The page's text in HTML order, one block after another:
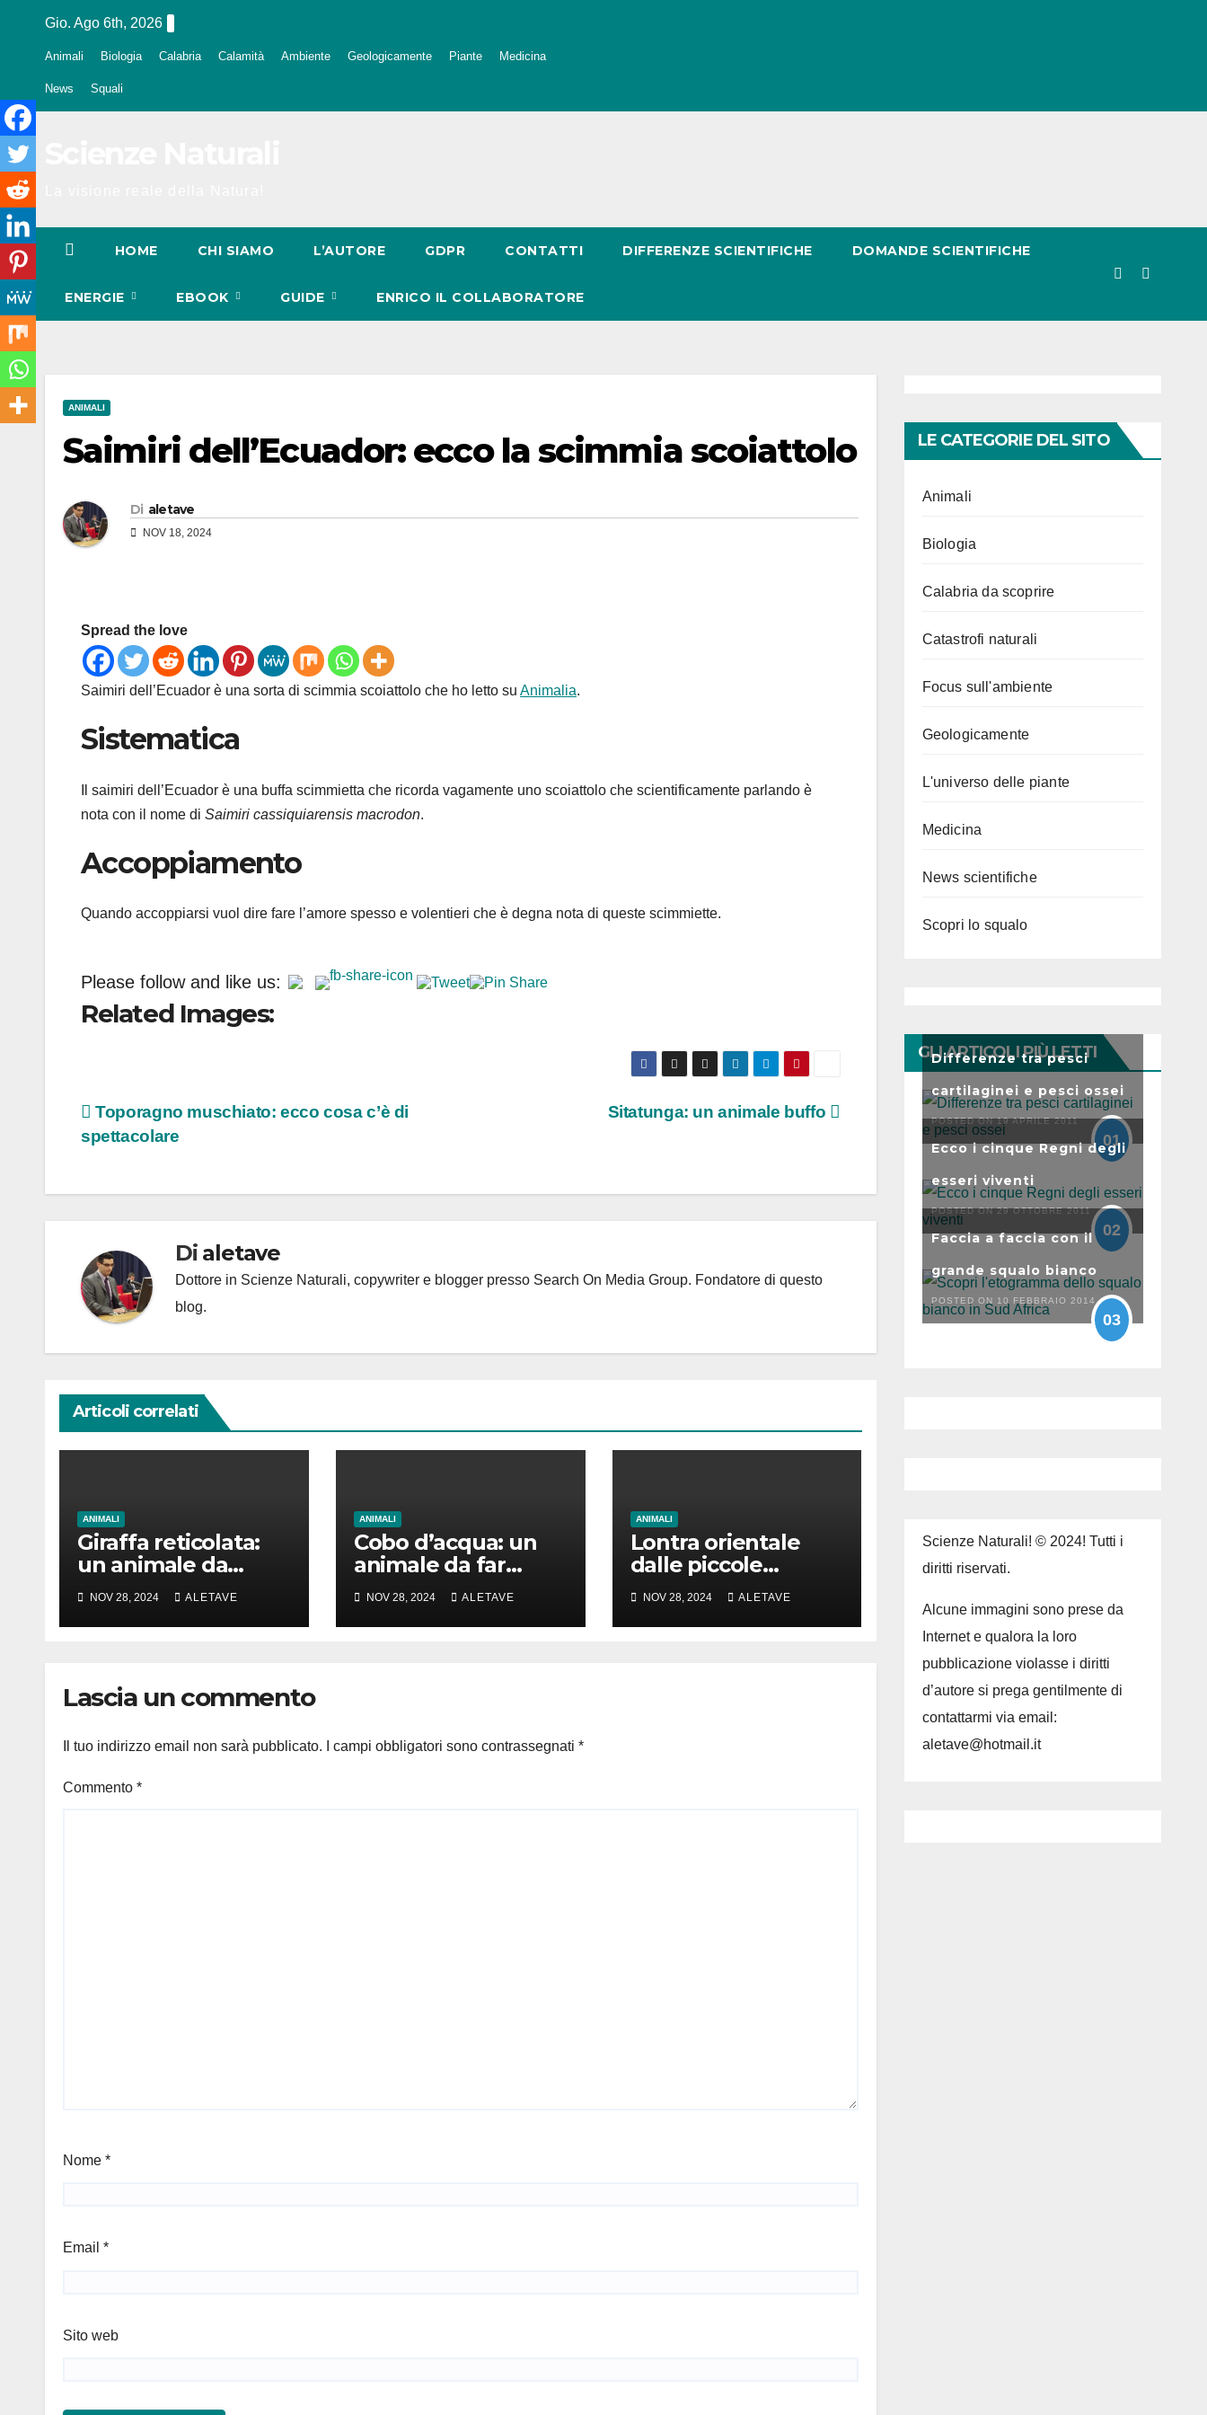
Gio. Ago 6th, 2026
Animali Biologia Calabria Calamità Ambiente Geologicamente Piante Medicina
News Squali
HOME CHI SIAMO L’AUTORE GDPR CONTATTI DIFFERENZE SCIENTIFICHE DOMANDE SCIENTIFICHE
ENERGIE EBOOK GUIDE ENRICO IL COLLABORATORE
ANIMALI
Saimiri dell’Ecuador: ecco la scimmia scoiattolo
Di aletave
NOV 18, 2024
Spread the love
Saimiri dell’Ecuador è una sorta di scimmia scoiattolo che ho letto su Animalia.
Sistematica
Il saimiri dell’Ecuador è una buffa scimmietta che ricorda vagamente uno scoiattolo che scientificamente parlando è
nota con il nome di Saimiri cassiquiarensis macrodon.
Accoppiamento
Quando accoppiarsi vuol dire fare l’amore spesso e volentieri che è degna nota di queste scimmiette.
Please follow and like us:
Related Images:
Navigazione
articoli
Sitatunga: un animale buffo
Toporagno muschiato: ecco cosa c’è di
spettacolare
Di aletave
Dottore in Scienze Naturali, copywriter e blogger presso Search On Media Group. Fondatore di questo
blog.
Articoli correlati
ANIMALI
Giraffa reticolata:
un animale da
amare
NOV 28, 2024 ALETAVE
ANIMALI
Cobo d’acqua: un
animale da far
girare la testa
NOV 28, 2024 ALETAVE
ANIMALI
Lontra orientale
dalle piccole
unghie: un vero
animale di cui
parlare
NOV 28, 2024 ALETAVE
Lascia un commento
Il tuo indirizzo email non sarà pubblicato. I campi obbligatori sono contrassegnati *
Commento *
Nome *
Email *
Sito web
LE CATEGORIE DEL SITO
Animali
Biologia
Calabria da scoprire
Catastrofi naturali
Focus sull'ambiente
Geologicamente
L'universo delle piante
Medicina
News scientifiche
Scopri lo squalo
GLI ARTICOLI PIÙ LETTI
Differenze tra pesci
cartilaginei e pesci ossei
POSTED ON 19 APRILE 2011
01
Ecco i cinque Regni degli
esseri viventi
POSTED ON 29 OTTOBRE 2011
02
Faccia a faccia con il
grande squalo bianco
POSTED ON 10 FEBBRAIO 2014
03
Scienze Naturali! © 2024! Tutti i
diritti riservati.
Alcune immagini sono prese da
Internet e qualora la loro
pubblicazione violasse i diritti
d’autore si prega gentilmente di
contattarmi via email:
aletave@hotmail.it